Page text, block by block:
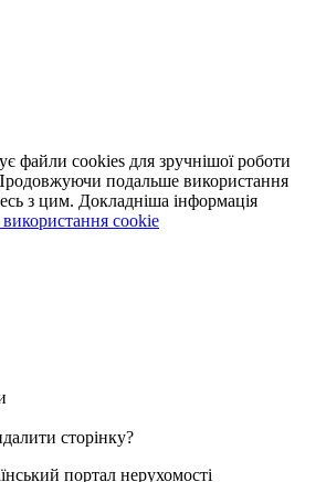
файли cookies для зручнішої роботи
подальше використання
з цим. Докладніша інформація
cookie
сторінку?
портал нерухомості